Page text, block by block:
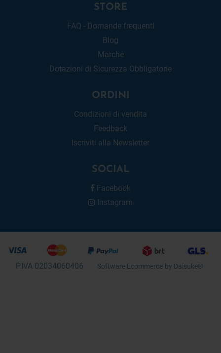
STORE
FAQ - Domande frequenti
Blog
Marche
Dotazioni di Sicurezza Obbligatorie
ORDINI
Condizioni di vendita
Feedback
Iscriviti alla Newsletter
SOCIAL
Facebook
Instagram
P.IVA 02034060406 Software Ecommerce by Daisuke®